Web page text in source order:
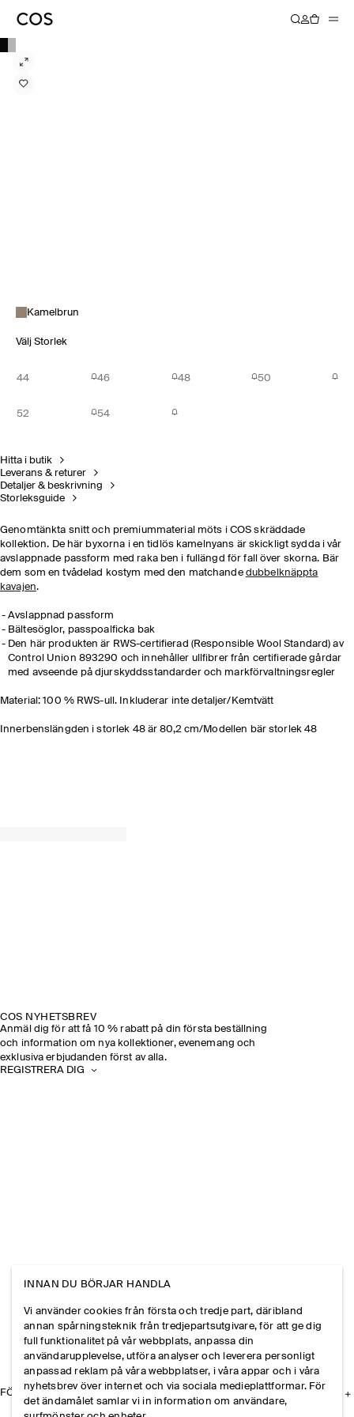
Kamelbrun
Välj Storlek
44 46 48 50
52 54
Hitta i butik
Leverans & returer
Detaljer & beskrivning
Storleksguide
Genomtänkta snitt och premiummaterial möts i COS skräddade
kollektion. De här byxorna i en tidlös kamelnyans är skickligt sydda i vår
avslappnade passform med raka ben i fullängd för fall över skorna. Bär
dem som en tvådelad kostym med den matchande dubbelknäppta
kavajen.
Avslappnad passform
Bältesöglor, passpoalficka bak
Den här produkten är RWS-certifierad (Responsible Wool Standard) av
Control Union 893290 och innehåller ullfibrer från certifierade gårdar
med avseende på djurskyddsstandarder och markförvaltningsregler
Material: 100 % RWS-ull. Inkluderar inte detaljer/Kemtvätt
Innerbenslängden i storlek 48 är 80,2 cm/Modellen bär storlek 48
COS NYHETSBREV
Anmäl dig för att få 10 % rabatt på din första beställning
och information om nya kollektioner, evenemang och
exklusiva erbjudanden först av alla.
REGISTRERA DIG
FÖRETAGET
INNAN DU BÖRJAR HANDLA
Vi använder cookies från första och tredje part, däribland
annan spårningsteknik från tredjepartsutgivare, för att ge dig
full funktionalitet på vår webbplats, anpassa din
användarupplevelse, utföra analyser och leverera personligt
anpassad reklam på våra webbplatser, i våra appar och i våra
nyhetsbrev över internet och via sociala medieplattformar. För
det ändamålet samlar vi in information om användare,